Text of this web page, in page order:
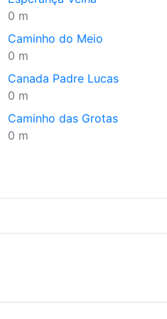
0 m
Caminho do Meio
0 m
Canada Padre Lucas
0 m
Caminho das Grotas
0 m